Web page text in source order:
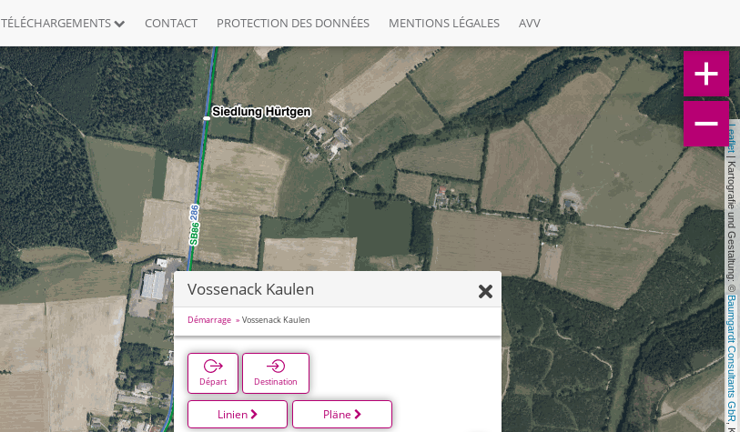
TÉLÉCHARGEMENTS CONTACT PROTECTION DES DONNÉES MENTIONS LÉGALES AVV
Leaflet
| Kartografie und Gestaltung: ©
Baumgardt Consultants GbR
Vossenack Kaulen
Démarrage Vossenack Kaulen
Départ Destination
Linien Pläne